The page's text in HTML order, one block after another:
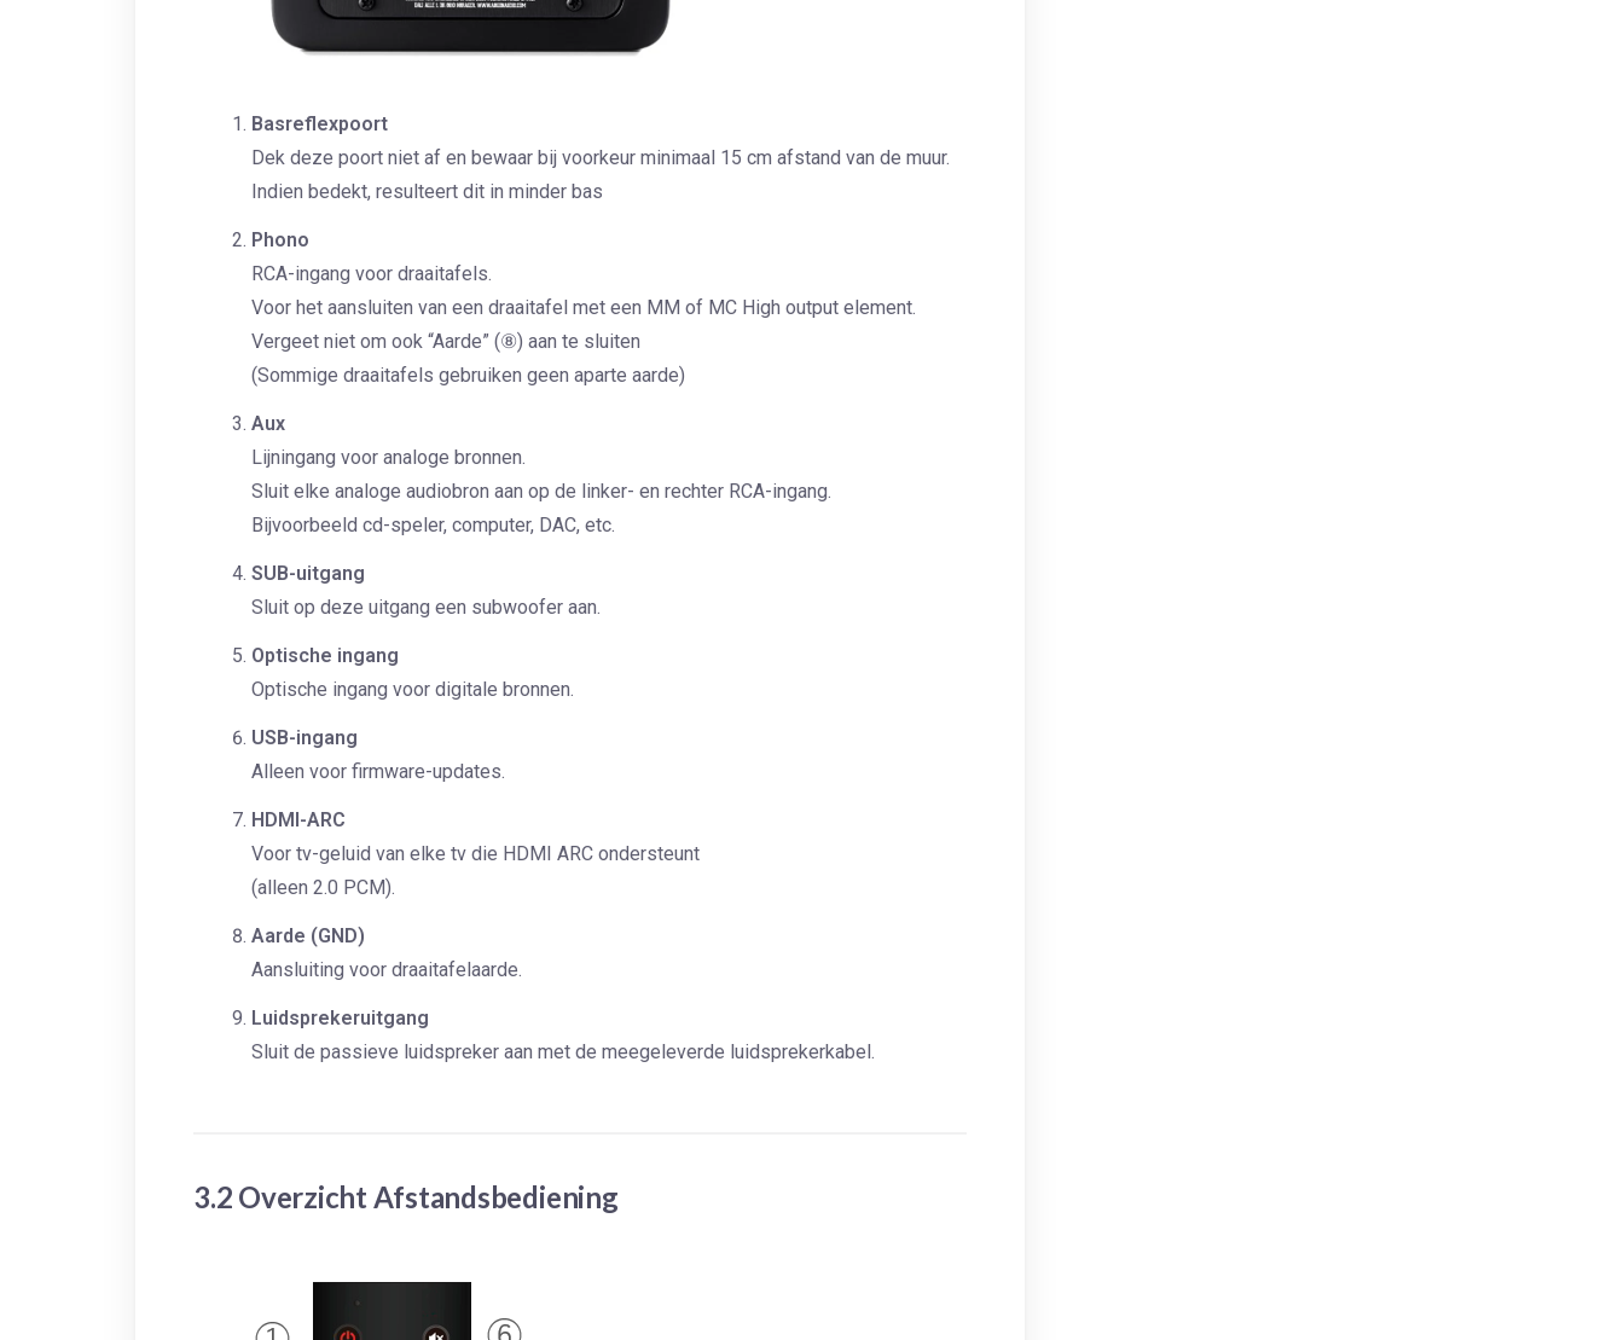
Basreflexpoort
Dek deze poort niet af en bewaar bij voorkeur minimaal 15 cm afstand van de muur.
Indien bedekt, resulteert dit in minder bas
Phono
RCA-ingang voor draaitafels.
Voor het aansluiten van een draaitafel met een MM of MC High output element.
Vergeet niet om ook “Aarde” (⑧) aan te sluiten
(Sommige draaitafels gebruiken geen aparte aarde)
Aux
Lijningang voor analoge bronnen.
Sluit elke analoge audiobron aan op de linker- en rechter RCA-ingang.
Bijvoorbeeld cd-speler, computer, DAC, etc.
SUB-uitgang
Sluit op deze uitgang een subwoofer aan.
Optische ingang
Optische ingang voor digitale bronnen.
USB-ingang
Alleen voor firmware-updates.
HDMI-ARC
Voor tv-geluid van elke tv die HDMI ARC ondersteunt
(alleen 2.0 PCM).
Aarde (GND)
Aansluiting voor draaitafelaarde.
Luidsprekeruitgang
Sluit de passieve luidspreker aan met de meegeleverde luidsprekerkabel.
3.2 Overzicht Afstandsbediening